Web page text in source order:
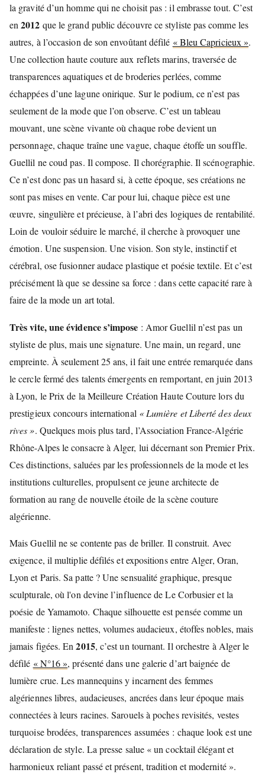
la gravité d’un homme qui ne choisit pas : il embrasse tout. C’est
en2012 que le grand public découvre ce styliste pas comme les
autres, à l’occasion de son envoûtant défilé « Bleu Capricieux ».
Une collection haute couture aux reflets marins, traversée de
transparences aquatiques et de broderies perlées, comme
échappées d’une lagune onirique. Sur le podium, ce n’est pas
seulement de la mode que l’on observe. C’est un tableau
mouvant, une scène vivante où chaque robe devient un
personnage, chaque traîne une vague, chaque étoffe un souffle.
Guellil ne coud pas. Il compose. Il chorégraphie. Il scénographie.
Ce n’est donc pas un hasard si, à cette époque, ses créations ne
sont pas mises en vente. Car pour lui, chaque pièce est une
œuvre, singulière et précieuse, à l’abri des logiques de rentabilité.
Loin de vouloir séduire le marché, il cherche à provoquer une
émotion. Une suspension. Une vision. Son style, instinctif et
cérébral, ose fusionner audace plastique et poésie textile. Et c’est
précisément là que se dessine sa force : dans cette capacité rare à
faire de la mode un art total.
Très vite, une évidence s’impose : Amor Guellil n’est pas un
styliste de plus, mais une signature. Une main, un regard, une
empreinte. À seulement 25 ans, il fait une entrée remarquée dans
le cercle fermé des talents émergents en remportant, en juin 2013
à Lyon, le Prix de la Meilleure Création Haute Couture lors du
prestigieux concours international « Lumière et Liberté des deux
rives ». Quelques mois plus tard, l’Association France-Algérie
Rhône-Alpes le consacre à Alger, lui décernant son Premier Prix.
Ces distinctions, saluées par les professionnels de la mode et les
institutions culturelles, propulsent ce jeune architecte de
formation au rang de nouvelle étoile de la scène couture
algérienne.
Mais Guellil ne se contente pas de briller. Il construit. Avec
exigence, il multiplie défilés et expositions entre Alger, Oran,
Lyon et Paris. Sa patte ? Une sensualité graphique, presque
sculpturale, où l'on devine l’influence de Le Corbusier et la
poésie de Yamamoto. Chaque silhouette est pensée comme un
manifeste : lignes nettes, volumes audacieux, étoffes nobles, mais
jamais figées. En2015, c’est un tournant. Il orchestre à Alger le
défilé « N°16 », présenté dans une galerie d’art baignée de
lumière crue. Les mannequins y incarnent des femmes
algériennes libres, audacieuses, ancrées dans leur époque mais
connectées à leurs racines. Sarouels à poches revisités, vestes
turquoise brodées, transparences assumées : chaque look est une
déclaration de style. La presse salue « un cocktail élégant et
harmonieux reliant passé et présent, tradition et modernité ».